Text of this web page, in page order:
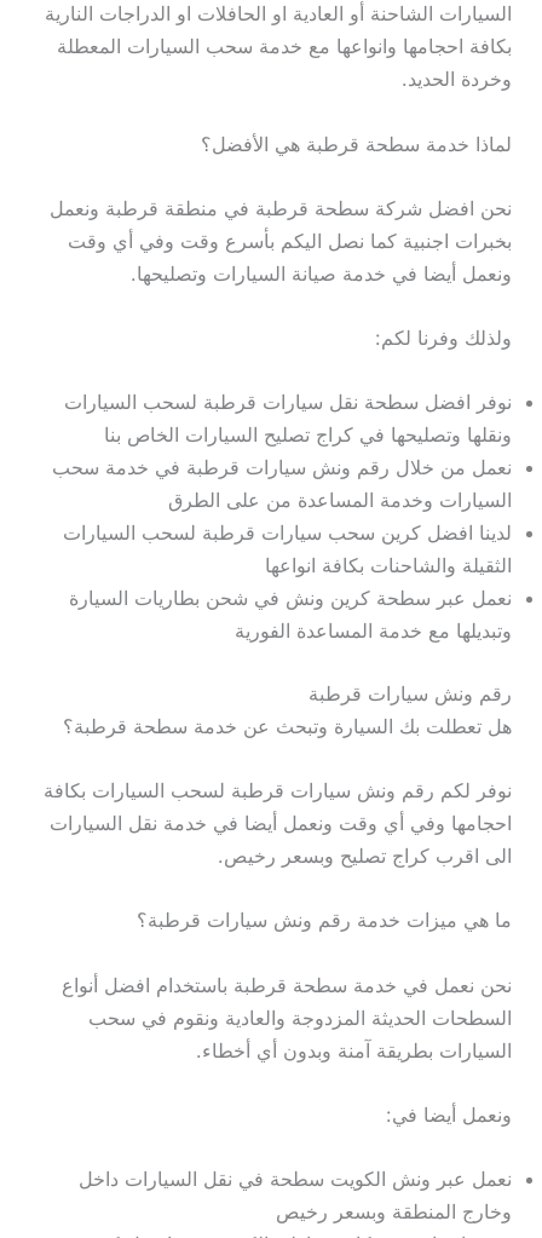
السيارات الشاحنة أو العادية او الحافلات او الدراجات النارية
بكافة احجامها وانواعها مع خدمة سحب السيارات المعطلة
وخردة الحديد.
لماذا خدمة سطحة قرطبة هي الأفضل؟
نحن افضل شركة سطحة قرطبة في منطقة قرطبة ونعمل
بخبرات اجنبية كما نصل اليكم بأسرع وقت وفي أي وقت
ونعمل أيضا في خدمة صيانة السيارات وتصليحها.
ولذلك وفرنا لكم:
نوفر افضل سطحة نقل سيارات قرطبة لسحب السيارات
ونقلها وتصليحها في كراج تصليح السيارات الخاص بنا
نعمل من خلال رقم ونش سيارات قرطبة في خدمة سحب
السيارات وخدمة المساعدة من على الطرق
لدينا افضل كرين سحب سيارات قرطبة لسحب السيارات
الثقيلة والشاحنات بكافة انواعها
نعمل عبر سطحة كرين ونش في شحن بطاريات السيارة
وتبديلها مع خدمة المساعدة الفورية
رقم ونش سيارات قرطبة
هل تعطلت بك السيارة وتبحث عن خدمة سطحة قرطبة؟
نوفر لكم رقم ونش سيارات قرطبة لسحب السيارات بكافة
احجامها وفي أي وقت ونعمل أيضا في خدمة نقل السيارات
الى اقرب كراج تصليح وبسعر رخيص.
ما هي ميزات خدمة رقم ونش سيارات قرطبة؟
نحن نعمل في خدمة سطحة قرطبة باستخدام افضل أنواع
السطحات الحديثة المزدوجة والعادية ونقوم في سحب
السيارات بطريقة آمنة وبدون أي أخطاء.
ونعمل أيضا في:
نعمل عبر ونش الكويت سطحة في نقل السيارات داخل
وخارج المنطقة وبسعر رخيص